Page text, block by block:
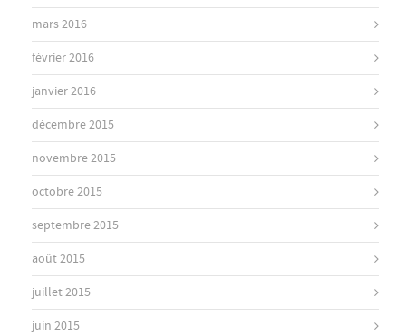
mars 2016
février 2016
janvier 2016
décembre 2015
novembre 2015
octobre 2015
septembre 2015
août 2015
juillet 2015
juin 2015